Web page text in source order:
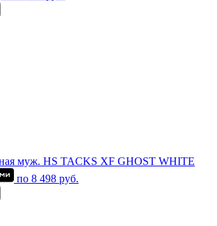
муж. HS TACKS XF GHOST WHITE
по 8 498 руб.